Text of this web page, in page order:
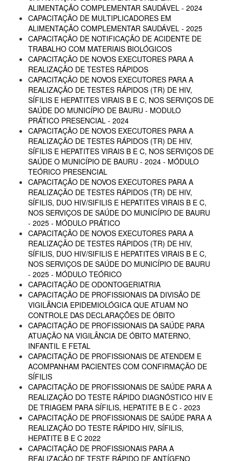
ALIMENTAÇÃO COMPLEMENTAR SAUDÁVEL - 2024
CAPACITAÇÃO DE MULTIPLICADORES EM
ALIMENTAÇÃO COMPLEMENTAR SAUDÁVEL - 2025
CAPACITAÇÃO DE NOTIFICAÇÃO DE ACIDENTE DE
TRABALHO COM MATERIAIS BIOLÓGICOS
CAPACITAÇÃO DE NOVOS EXECUTORES PARA A
REALIZAÇÃO DE TESTES RÁPIDOS
CAPACITAÇÃO DE NOVOS EXECUTORES PARA A
REALIZAÇÃO DE TESTES RÁPIDOS (TR) DE HIV,
SÍFILIS E HEPATITES VIRAIS B E C, NOS SERVIÇOS DE
SAÚDE DO MUNICÍPIO DE BAURU - MODULO
PRÁTICO PRESENCIAL - 2024
CAPACITAÇÃO DE NOVOS EXECUTORES PARA A
REALIZAÇÃO DE TESTES RÁPIDOS (TR) DE HIV,
SÍFILIS E HEPATITES VIRAIS B E C, NOS SERVIÇOS DE
SAÚDE O MUNICÍPIO DE BAURU - 2024 - MÓDULO
TEÓRICO PRESENCIAL
CAPACITAÇÃO DE NOVOS EXECUTORES PARA A
REALIZAÇÃO DE TESTES RÁPIDOS (TR) DE HIV,
SÍFILIS, DUO HIV/SIFILIS E HEPATITES VIRAIS B E C,
NOS SERVIÇOS DE SAÚDE DO MUNICÍPIO DE BAURU
- 2025 - MÓDULO PRÁTICO
CAPACITAÇÃO DE NOVOS EXECUTORES PARA A
REALIZAÇÃO DE TESTES RÁPIDOS (TR) DE HIV,
SÍFILIS, DUO HIV/SIFILIS E HEPATITES VIRAIS B E C,
NOS SERVIÇOS DE SAÚDE DO MUNICÍPIO DE BAURU
- 2025 - MÓDULO TEÓRICO
CAPACITAÇÃO DE ODONTOGERIATRIA
CAPACITAÇÃO DE PROFISSIONAIS DA DIVISÃO DE
VIGILÂNCIA EPIDEMIOLÓGICA QUE ATUAM NO
CONTROLE DAS DECLARAÇÕES DE ÓBITO
CAPACITAÇÃO DE PROFISSIONAIS DA SAÚDE PARA
ATUAÇÃO NA VIGILÂNCIA DE ÓBITO MATERNO,
INFANTIL E FETAL
CAPACITAÇÃO DE PROFISSIONAIS DE ATENDEM E
ACOMPANHAM PACIENTES COM CONFIRMAÇÃO DE
SÍFILIS
CAPACITAÇÃO DE PROFISSIONAIS DE SAÚDE PARA A
REALIZAÇÃO DO TESTE RÁPIDO DIAGNÓSTICO HIV E
DE TRIAGEM PARA SÍFILIS, HEPATITE B E C - 2023
CAPACITAÇÃO DE PROFISSIONAIS DE SAÚDE PARA A
REALIZAÇÃO DO TESTE RÁPIDO HIV, SÍFILIS,
HEPATITE B E C 2022
CAPACITAÇÃO DE PROFISSIONAIS PARA A
REALIZAÇÃO DE TESTE RÁPIDO DE ANTÍGENO